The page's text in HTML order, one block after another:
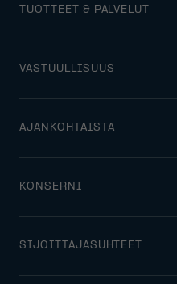
TUOTTEET & PALVELUT
VASTUULLISUUS
AJANKOHTAISTA
KONSERNI
SIJOITTAJASUHTEET